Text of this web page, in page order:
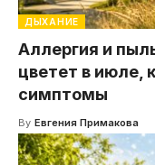
ДЫХАНИЕ
Аллергия и
цветет в июле,
симптомы
By Евгения Примакова